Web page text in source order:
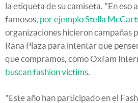
la etiqueta de su camiseta. "En eso
famosos, por ejemplo Stella
organizaciones hicieron campañas
Rana Plaza para intentar que
que compramos, como Oxfam
buscan fashion victims
"Este año han participado en el